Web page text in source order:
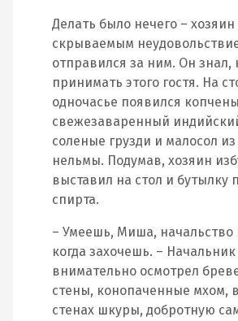
Делать было нечего – хозяин
скрываемым
отправился за ним. Он знал,
принимать этого гостя. На
одночасье появился
свежезаваренный
соленые грузди и малосол
нельмы. Подумав, хозяин
выставил на стол и бутылку
спирта.
– Умеешь, Миша, начальство
когда захочешь. –
внимательно осмотрел
стены, конопаченные мхом,
стенах шкуры, добротную